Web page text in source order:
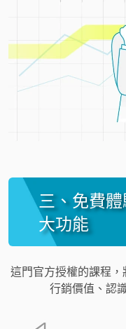
三、免費
大功能
這門官方授權的課程
行銷價值、認